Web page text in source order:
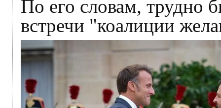
По его словам, трудно
встречи "коалиции